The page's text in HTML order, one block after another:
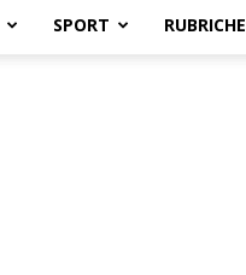
SPORT RUBRICHE